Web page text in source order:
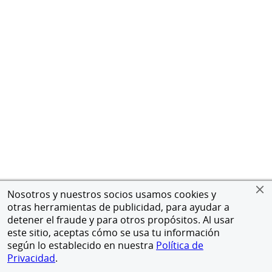
Nosotros y nuestros socios usamos cookies y
otras herramientas de publicidad, para ayudar a
detener el fraude y para otros propósitos. Al usar
este sitio, aceptas cómo se usa tu información
según lo establecido en nuestra Política de
Privacidad.